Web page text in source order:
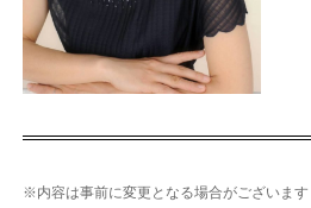
※内容は事前に変更となる場合がございます